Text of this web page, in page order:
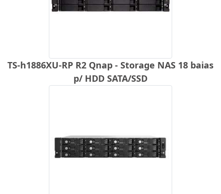
TS-h1886XU-RP R2 Qnap - Storage NAS 18 baias
p/ HDD SATA/SSD